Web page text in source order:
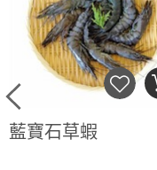
藍寶石草蝦